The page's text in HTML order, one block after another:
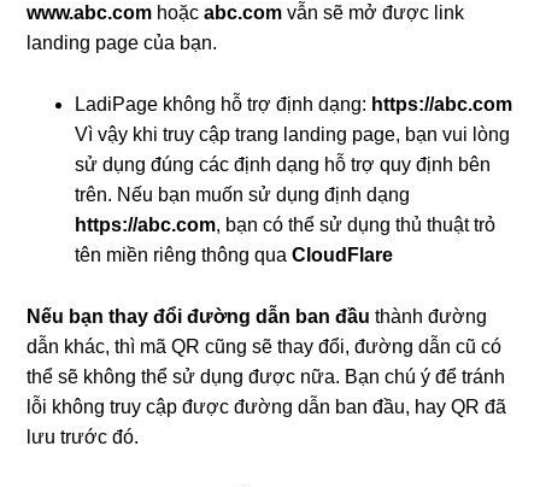
www.abc.com hoặcabc.com vẫn sẽ mở được link
landing page của bạn.
LadiPage không hỗ trợ định dạng: https://abc.com
Vì vậy khi truy cập trang landing page, bạn vui lòng
sử dụng đúng các định dạng hỗ trợ quy định bên
trên. Nếu bạn muốn sử dụng định dạng
https://abc.com, bạn có thể sử dụng thủ thuật trỏ
tên miền riêng thông quaCloudFlare
Nếu bạn thay đổi đường dẫn ban đầu thành đường
dẫn khác, thì mã QR cũng sẽ thay đổi, đường dẫn cũ có
thể sẽ không thể sử dụng được nữa. Bạn chú ý để tránh
lỗi không truy cập được đường dẫn ban đầu, hay QR đã
lưu trước đó.